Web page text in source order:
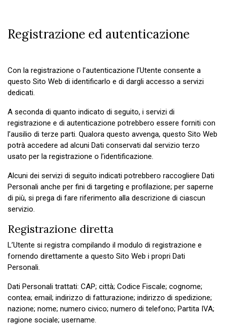
Registrazione ed autenticazione
Con la registrazione o l’autenticazione l’Utente consente a
questo Sito Web di identificarlo e di dargli accesso a servizi
dedicati.
A seconda di quanto indicato di seguito, i servizi di
registrazione e di autenticazione potrebbero essere forniti con
l’ausilio di terze parti. Qualora questo avvenga, questo Sito Web
potrà accedere ad alcuni Dati conservati dal servizio terzo
usato per la registrazione o l’identificazione.
Alcuni dei servizi di seguito indicati potrebbero raccogliere Dati
Personali anche per fini di targeting e profilazione; per saperne
di più, si prega di fare riferimento alla descrizione di ciascun
servizio.
Registrazione diretta
L’Utente si registra compilando il modulo di registrazione e
fornendo direttamente a questo Sito Web i propri Dati
Personali.
Dati Personali trattati: CAP; città; Codice Fiscale; cognome;
contea; email; indirizzo di fatturazione; indirizzo di spedizione;
nazione; nome; numero civico; numero di telefono; Partita IVA;
ragione sociale; username.